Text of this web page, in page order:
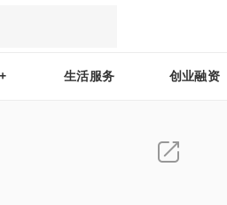
生活服务 创业融资